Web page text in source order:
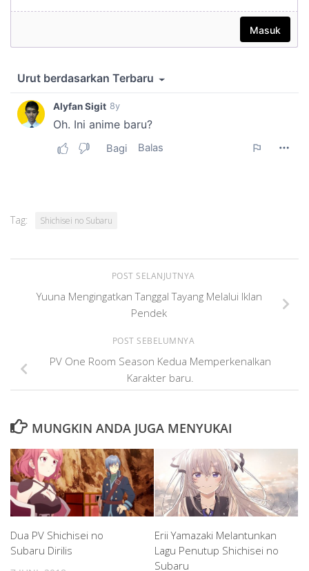
Tag: Shichisei no Subaru
POST SELANJUTNYA
Yuuna Mengingatkan Tanggal Tayang Melalui Iklan
Pendek
POST SEBELUMNYA
PV One Room Season Kedua Memperkenalkan
Karakter baru.
MUNGKIN ANDA JUGA MENYUKAI
Dua PV Shichisei no
Subaru Dirilis
Erii Yamazaki Melantunkan
Lagu Penutup Shichisei no
Subaru